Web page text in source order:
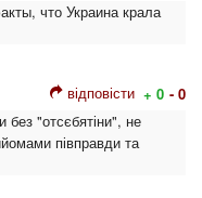
что Украина крала
відповісти + 0 - 0
без "отсєбятіни", не
півправди та